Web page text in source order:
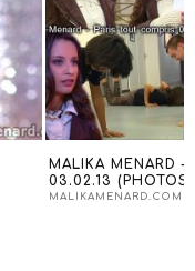
MALIKA MENARD
03.02.13 (PHOTOS)
MALIKAMENARD.COM